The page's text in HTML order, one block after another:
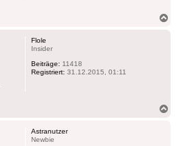
Flole
Insider
Beiträge: 11418
Registriert: 31.12.2015, 01:11
Astranutzer
Newbie